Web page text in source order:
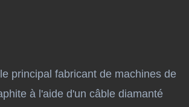
principal fabricant de machines de
à l'aide d'un câble diamanté